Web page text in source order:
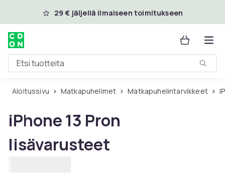
Ohita ja siirry pääsisältöön
29 € jäljellä ilmaiseen toimitukseen
Etsi tuotteita
Aloitussivu Matkapuhelimet Matkapuhelintarvikkeet
iPhone 13 Pron
lisävarusteet